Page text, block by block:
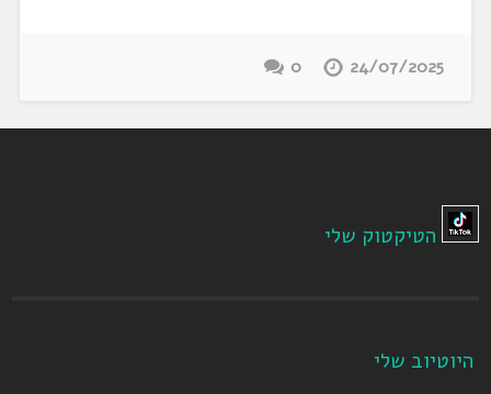
24/07/2025
0
הטיקטוק שלי
היוטיוב שלי